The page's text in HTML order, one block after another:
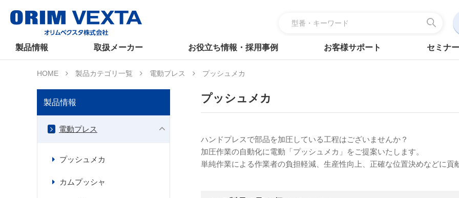
製品情報 取扱メーカー お役立ち情報・採用事例 お客様サポート セミナ
HOME 製品カテゴリ一覧 電動プレス プッシュメカ
プッシュメカ
ハンドプレスで部品を加圧している工程はございませんか？
加圧作業の自動化に電動「プッシュメカ」をご提案いたします。
単純作業による作業者の負担軽減、生産性向上、正確な位置決めなどに貢
製品情報
電動プレス
プッシュメカ
カムプッシャ